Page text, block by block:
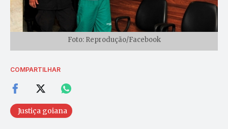
Foto: Reprodução/Facebook
COMPARTILHAR
Justiça goiana